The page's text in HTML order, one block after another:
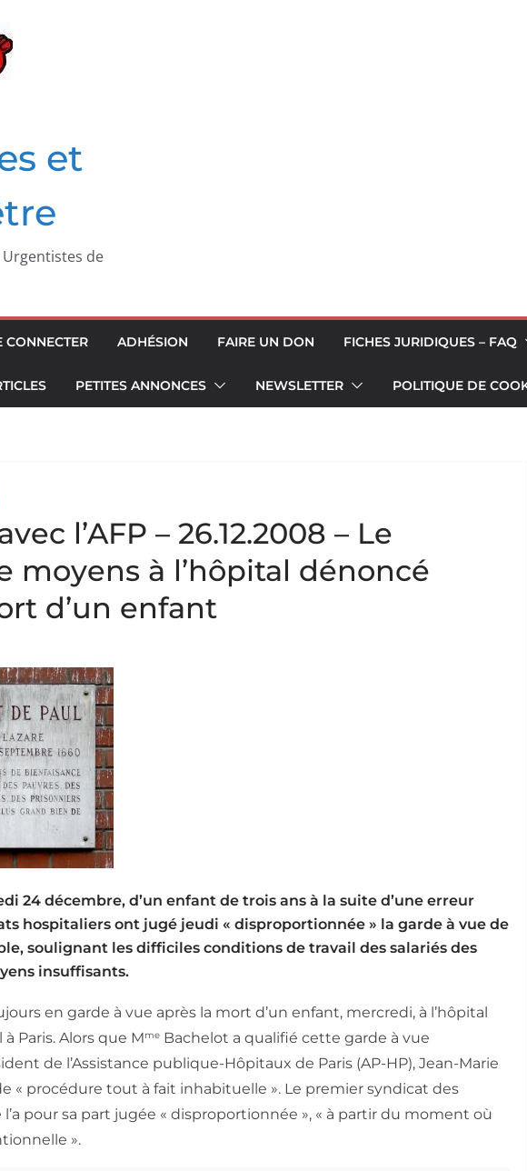
et
de
CONNECTER ADHÉSION FAIRE UN DON FICHES JURIDIQUES – FAQ
PETITES ANNONCES NEWSLETTER POLITIQUE DE
l’AFP – 26.12.2008 – Le
moyens à l’hôpital dénoncé
d’un enfant
24 décembre, d’un enfant de trois ans à la suite d’une erreur
hospitaliers ont jugé jeudi « disproportionnée » la garde à vue de
soulignant les difficiles conditions de travail des salariés des
insuffisants.
en garde à vue après la mort d’un enfant, mercredi, à l’hôpital
Paris. Alors que Mme Bachelot a qualifié cette garde à vue
de l’Assistance publique-Hôpitaux de Paris (AP-HP), Jean-Marie
« procédure tout à fait inhabituelle ». Le premier syndicat des
l’a pour sa part jugée « disproportionnée », « à partir du moment où
».